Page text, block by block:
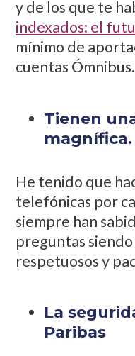
y de los que te
indexados: el
mínimo de
cuentas Ómnibus.
Tienen
magnífica.
He tenido que
telefónicas por
siempre han
preguntas
respetuosos y
La
Paribas